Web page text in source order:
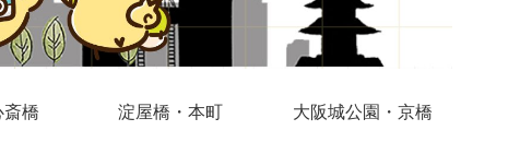
斎橋 淀屋橋・本町 大阪城公園・京橋